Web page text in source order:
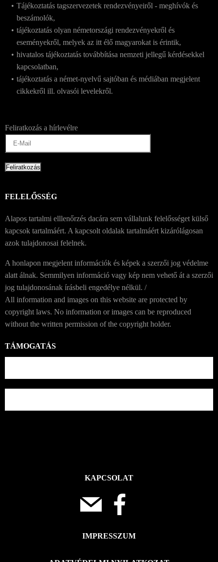
Tájékoztatás tagszervezetek rendezvényeiről - meghívók és
beszámolók,
tájékoztatás olyan németországi rendezvényekről és
eseményekről, melyek az itt élő magyarokat is érintik,
hivatalos tájékoztatás továbbítása nemzeti jellegű kérdésekkel
kapcsolatban,
tájékoztatás a német-nyelvű sajtóban és médiában megjelent
cikkekről ill. olvasói levelekről.
Feliratkozás a hírlevélre
FELELŐSSÉG
Alapos tartalmi elllenőrzés dacára sem vállalunk felelősséget külső
kapcsok tartalmáért. A kapcsolt oldalak tartalmáért kizárólágosan
azok tulajdonosai felelnek.
A honlapon megjelent információk és képek a szerzői jog védelme
alatt álnak. Semmilyen információ vagy kép nem vehető át a szerzői
jog tulajdonosának írásbeli engedélye nélkül. /
All information and images on this website are protected by
copyright laws. No information or images can be reproduced
without the written permission of the copyright holder.
TÁMOGATÁS
KAPCSOLAT
IMPRESSZUM